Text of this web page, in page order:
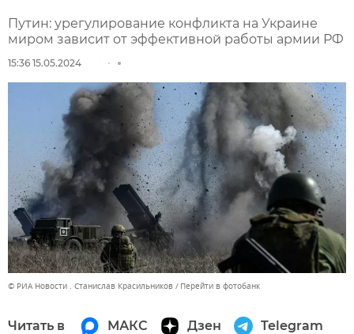
Путин: урегулирование конфликта на Украине
миром зависит от эффективной работы армии РФ
15:36 15.05.2024
© РИА Новости . Станислав Красильников Перейти в фотобанк
Читать в МАКС Дзен Telegram